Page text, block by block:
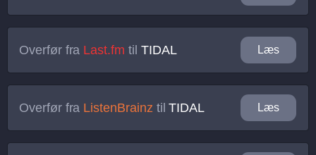
Overfør fra Last.fm til TIDAL Læs
Overfør fra ListenBrainz tilTIDAL Læs